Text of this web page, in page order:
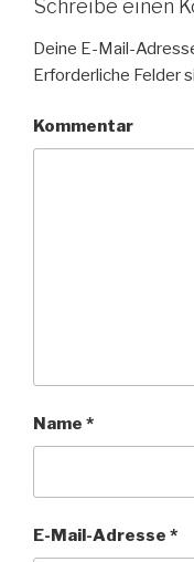
Schreibe einen
Deine E-Mail-
Erforderliche Felder
Kommentar
Name *
E-Mail-Adresse *